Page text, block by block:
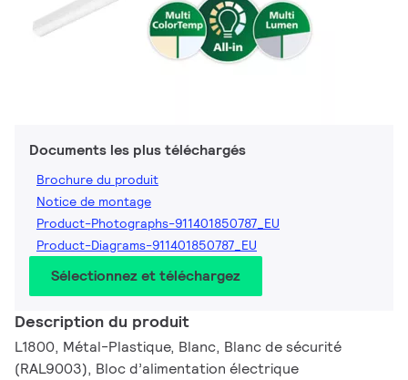
Documents les plus téléchargés
Brochure du produit
Notice de montage
Product-Photographs-911401850787_EU
Product-Diagrams-911401850787_EU
Sélectionnez et téléchargez
Description du produit
L1800, Métal-Plastique, Blanc, Blanc de sécurité
(RAL9003), Bloc d’alimentation électrique